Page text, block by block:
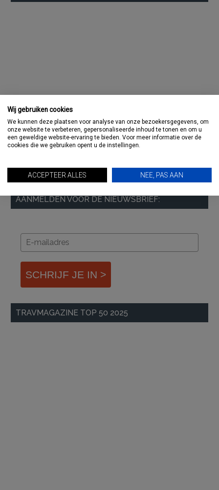
AANMELDEN VOOR DE NIEUWSBRIEF:
SCHRIJF JE IN >
TRAVMAGAZINE TOP 50 2025
Wij gebruiken cookies
We kunnen deze plaatsen voor analyse van onze bezoekersgegevens, om
onze website te verbeteren, gepersonaliseerde inhoud te tonen en om u
een geweldige website-ervaring te bieden. Voor meer informatie over de
cookies die we gebruiken opent u de instellingen.
ACCEPTEER ALLES NEE, PAS AAN